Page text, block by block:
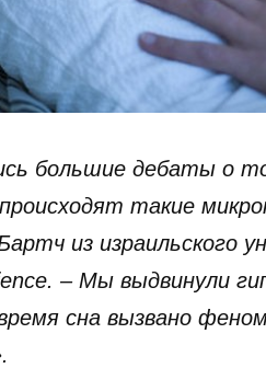
большие дебаты о
такие
из израильского
– Мы выдвинули
сна вызвано